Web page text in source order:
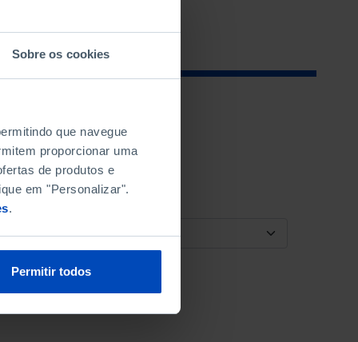
Sobre os cookies
que navegue
proporcionar uma
de produtos e
em "Personalizar".
.
Permitir todos
ORDENAR POR